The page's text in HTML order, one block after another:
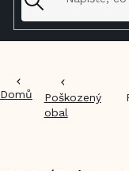
Domů
Poškozený
obal